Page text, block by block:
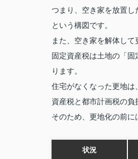
つまり、空き家を放置
という構図です。
また、空き家を解体し
固定資産税は土地の「
ります。
住宅がなくなった更地
資産税と都市計画税の負
そのため、更地化の前に
状況